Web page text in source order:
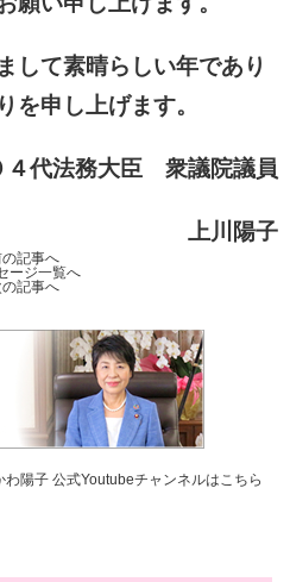
して素晴らしい年であり
を申し上げます。
４代法務大臣 衆議院議員
上川陽子
記事へ
ージ一覧へ
の記事へ